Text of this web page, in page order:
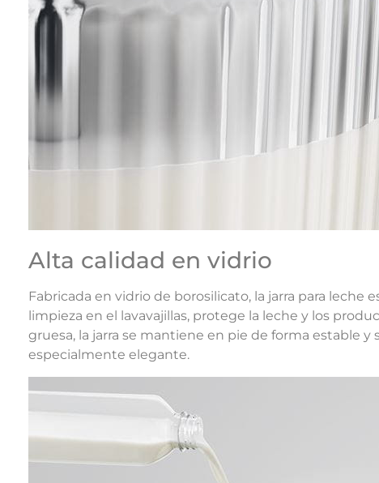
Alta calidad en vidrio
Fabricada en vidrio de borosilicato, la jarra para leche
limpieza en el lavavajillas, protege la leche y los
gruesa, la jarra se mantiene en pie de forma estable
especialmente elegante.